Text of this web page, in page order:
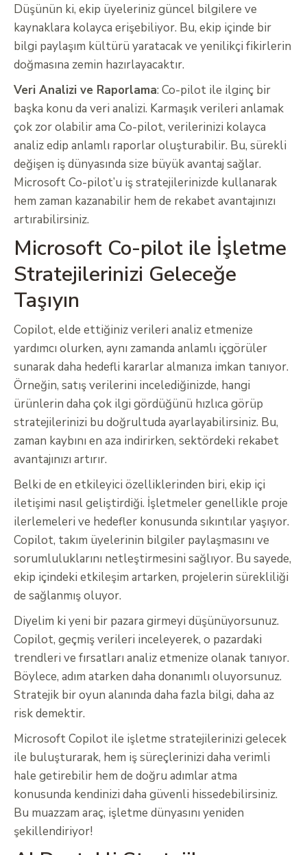
Düşünün ki, ekip üyeleriniz güncel bilgilere ve
kaynaklara kolayca erişebiliyor. Bu, ekip içinde bir
bilgi paylaşım kültürü yaratacak ve yenilikçi fikirlerin
doğmasına zemin hazırlayacaktır.
Veri Analizi ve Raporlama: Co-pilot ile ilginç bir
başka konu da veri analizi. Karmaşık verileri anlamak
çok zor olabilir ama Co-pilot, verilerinizi kolayca
analiz edip anlamlı raporlar oluşturabilir. Bu, sürekli
değişen iş dünyasında size büyük avantaj sağlar.
Microsoft Co-pilot’u iş stratejilerinizde kullanarak
hem zaman kazanabilir hem de rekabet avantajınızı
artırabilirsiniz.
Microsoft Co-pilot ile İşletme
Stratejilerinizi Geleceğe
Taşıyın
Copilot, elde ettiğiniz verileri analiz etmenize
yardımcı olurken, aynı zamanda anlamlı içgörüler
sunarak daha hedefli kararlar almanıza imkan tanıyor.
Örneğin, satış verilerini incelediğinizde, hangi
ürünlerin daha çok ilgi gördüğünü hızlıca görüp
stratejilerinizi bu doğrultuda ayarlayabilirsiniz. Bu,
zaman kaybını en aza indirirken, sektördeki rekabet
avantajınızı artırır.
Belki de en etkileyici özelliklerinden biri, ekip içi
iletişimi nasıl geliştirdiği. İşletmeler genellikle proje
ilerlemeleri ve hedefler konusunda sıkıntılar yaşıyor.
Copilot, takım üyelerinin bilgiler paylaşmasını ve
sorumluluklarını netleştirmesini sağlıyor. Bu sayede,
ekip içindeki etkileşim artarken, projelerin sürekliliği
de sağlanmış oluyor.
Diyelim ki yeni bir pazara girmeyi düşünüyorsunuz.
Copilot, geçmiş verileri inceleyerek, o pazardaki
trendleri ve fırsatları analiz etmenize olanak tanıyor.
Böylece, adım atarken daha donanımlı oluyorsunuz.
Stratejik bir oyun alanında daha fazla bilgi, daha az
risk demektir.
Microsoft Copilot ile işletme stratejilerinizi gelecek
ile buluşturarak, hem iş süreçlerinizi daha verimli
hale getirebilir hem de doğru adımlar atma
konusunda kendinizi daha güvenli hissedebilirsiniz.
Bu muazzam araç, işletme dünyasını yeniden
şekillendiriyor!